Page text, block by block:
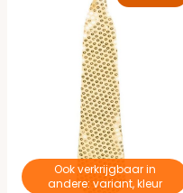
Ook verkrijgbaar in
andere: variant, kleur